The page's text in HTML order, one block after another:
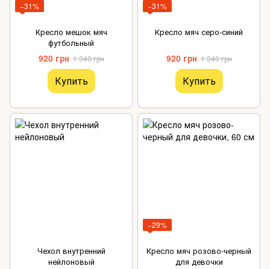
−31%
Кресло мешок мяч
футбольный
920 грн 1 340 грн
Купить
−31%
Кресло мяч серо-синий
920 грн 1 340 грн
Купить
Чехол внутренний
нейлоновый
−29%
Кресло мяч розово-черный
для девочки